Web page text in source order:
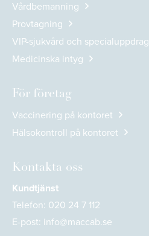
Vårdbemanning
Provtagning
VIP-sjukvård och specialuppdrag
Medicinska intyg
För företag
Vaccinering på kontoret
Hälsokontroll på kontoret
Kontakta oss
Kundtjänst
Telefon: 020 24 7 112
E-post: info@maccab.se